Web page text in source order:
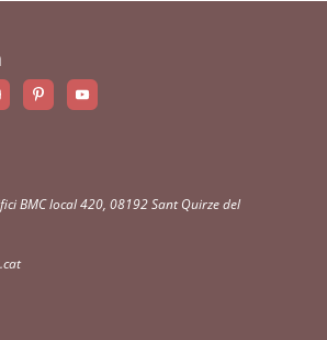
BMC local 420, 08192 Sant Quirze del